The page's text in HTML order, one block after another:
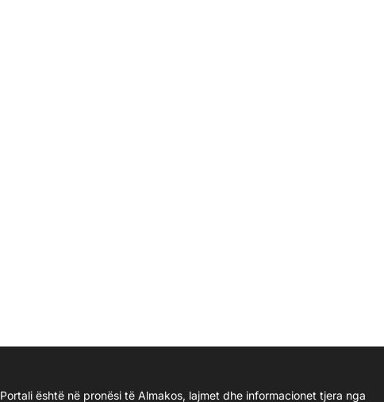
Portali është në pronësi të Almakos, lajmet dhe informacionet tjera nga